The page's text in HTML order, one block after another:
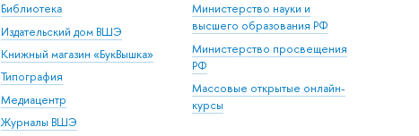
Библиотека
Издательский дом ВШЭ
Книжный магазин «БукВышка»
Типография
Медиацентр
Журналы ВШЭ
Министерство науки и
высшего образования РФ
Министерство просвещения
РФ
Массовые открытые онлайн-
курсы